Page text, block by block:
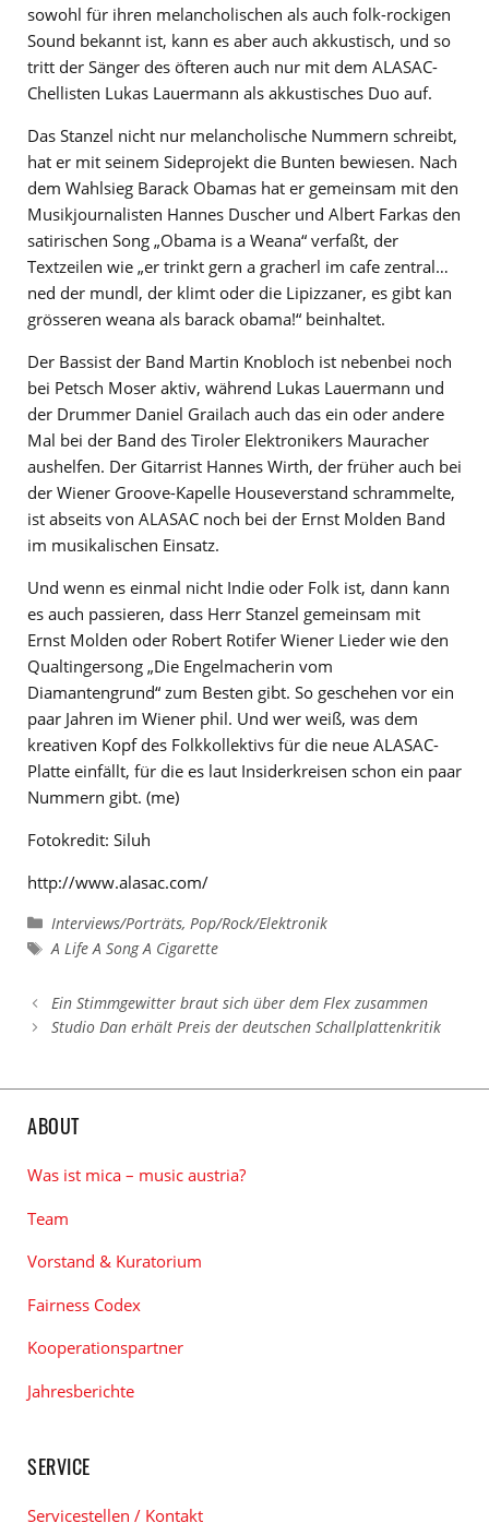
sowohl für ihren melancholischen als auch folk-rockigen
Sound bekannt ist, kann es aber auch akkustisch, und so
tritt der Sänger des öfteren auch nur mit dem ALASAC-
Chellisten Lukas Lauermann als akkustisches Duo auf.
Das Stanzel nicht nur melancholische Nummern schreibt,
hat er mit seinem Sideprojekt die Bunten bewiesen. Nach
dem Wahlsieg Barack Obamas hat er gemeinsam mit den
Musikjournalisten Hannes Duscher und Albert Farkas den
satirischen Song „Obama is a Weana“ verfaßt, der
Textzeilen wie „er trinkt gern a gracherl im cafe zentral…
ned der mundl, der klimt oder die Lipizzaner, es gibt kan
grösseren weana als barack obama!“ beinhaltet.
Der Bassist der Band Martin Knobloch ist nebenbei noch
bei Petsch Moser aktiv, während Lukas Lauermann und
der Drummer Daniel Grailach auch das ein oder andere
Mal bei der Band des Tiroler Elektronikers Mauracher
aushelfen. Der Gitarrist Hannes Wirth, der früher auch bei
der Wiener Groove-Kapelle Houseverstand schrammelte,
ist abseits von ALASAC noch bei der Ernst Molden Band
im musikalischen Einsatz.
Und wenn es einmal nicht Indie oder Folk ist, dann kann
es auch passieren, dass Herr Stanzel gemeinsam mit
Ernst Molden oder Robert Rotifer Wiener Lieder wie den
Qualtingersong „Die Engelmacherin vom
Diamantengrund“ zum Besten gibt. So geschehen vor ein
paar Jahren im Wiener phil. Und wer weiß, was dem
kreativen Kopf des Folkkollektivs für die neue ALASAC-
Platte einfällt, für die es laut Insiderkreisen schon ein paar
Nummern gibt. (me)
Fotokredit: Siluh
http://www.alasac.com/
Kategorien
Interviews/Porträts, Pop/Rock/Elektronik
Schlagwörter
A Life A Song A Cigarette
Ein Stimmgewitter braut sich über dem Flex zusammen
Studio Dan erhält Preis der deutschen Schallplattenkritik
ABOUT
Was ist mica – music austria?
Team
Vorstand & Kuratorium
Fairness Codex
Kooperationspartner
Jahresberichte
SERVICE
Servicestellen / Kontakt